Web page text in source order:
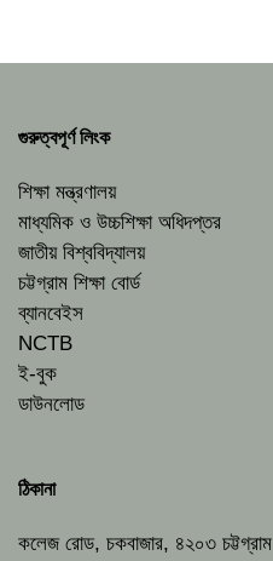
গুরুত্বপূর্ণ লিংক
শিক্ষা মন্ত্রণালয়
মাধ্যমিক ও উচ্চশিক্ষা অধিদপ্তর
জাতীয় বিশ্ববিদ্যালয়
চট্টগ্রাম শিক্ষা বোর্ড
ব্যানবেইস
NCTB
ই-বুক
ডাউনলোড
ঠিকানা
কলেজ রোড, চকবাজার, ৪২০৩ চট্টগ্রাম